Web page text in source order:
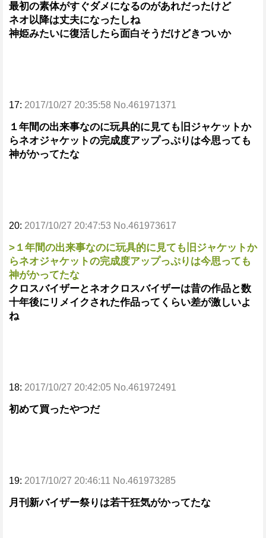
最初の素体がすぐダメになるのがあれだったけど
ネオ以降は丈夫になったしね
神姫みたいに復活したら面白そうだけどきついか
17: 2017/10/27 20:35:58 No.461971371
１年間の出来事なのに玩具的に見ても旧ジャケットか
らネオジャケットの完成度アップっぷりは今思っても
神がかってたな
20: 2017/10/27 20:47:53 No.461973617
>１年間の出来事なのに玩具的に見ても旧ジャケットか
らネオジャケットの完成度アップっぷりは今思っても
神がかってたな
クロスバイザーとネオクロスバイザーは昔の作品と数
十年後にリメイクされた作品ってくらい差が激しいよ
ね
18: 2017/10/27 20:42:05 No.461972491
初めて買ったやつだ
19: 2017/10/27 20:46:11 No.461973285
月刊新バイザー祭りは若干狂気がかってたな